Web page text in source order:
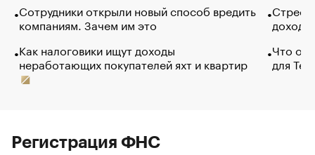
Сотрудники открыли новый способ вредить
компаниям. Зачем им это
Как налоговики ищут доходы
неработающих покупателей яхт и квартир
Что
для
Регистрация ФНС